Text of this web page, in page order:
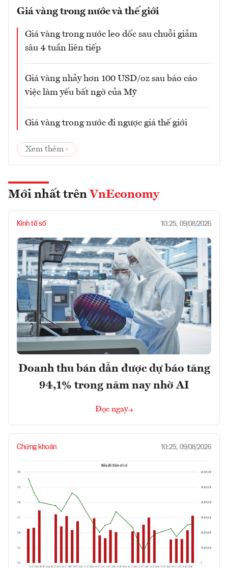
Giá vàng trong nước và thế giới
Giá vàng trong nước leo dốc sau chuỗi giảm
sâu 4 tuần liên tiếp
Giá vàng nhảy hơn 100 USD/oz sau báo cáo
việc làm yếu bất ngờ của Mỹ
Giá vàng trong nước đi ngược giá thế giới
Xem thêm
Mới nhất trên VnEconomy
Kinh tế số 10:25, 09/08/2026
Doanh thu bán dẫn được dự báo tăng
94,1% trong năm nay nhờ AI
Đọc ngay
Chứng khoán 10:25, 09/08/2026